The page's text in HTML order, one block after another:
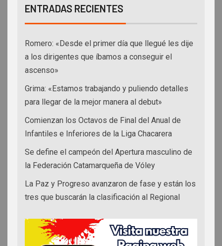
ENTRADAS RECIENTES
Romero: «Desde el primer día que llegué les dije
a los dirigentes que íbamos a conseguir el
ascenso»
Grima: «Estamos trabajando y puliendo detalles
para llegar de la mejor manera al debut»
Comienzan los Octavos de Final del Anual de
Infantiles e Inferiores de la Liga Chacarera
Se define el campeón del Apertura masculino de
la Federación Catamarqueña de Vóley
La Paz y Progreso avanzaron de fase y están los
tres que buscarán la clasificación al Regional